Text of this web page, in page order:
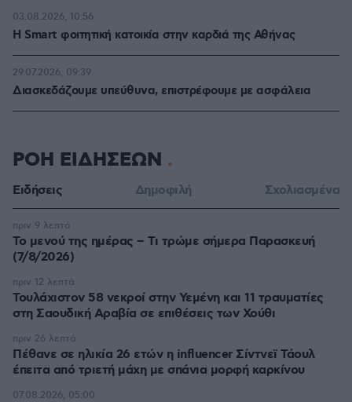
Η Smart φοιτητική κατοικία στην καρδιά της Αθήνας
03.08.2026, 10:56
Διασκεδάζουμε υπεύθυνα, επιστρέφουμε με ασφάλεια
29.07.2026, 09:39
ΡΟΗ ΕΙΔΗΣΕΩΝ
Ειδήσεις Δημοφιλή Σχολιασμένα
Το μενού της ημέρας – Τι τρώμε σήμερα Παρασκευή
(7/8/2026)
πριν 9 λεπτά
Τουλάχιστον 58 νεκροί στην Υεμένη και 11 τραυματίες
στη Σαουδική Αραβία σε επιθέσεις των Χούθι
πριν 12 λεπτά
Πέθανε σε ηλικία 26 ετών η influencer Σίντνεϊ Τάουλ
έπειτα από τριετή μάχη με σπάνια μορφή καρκίνου
πριν 26 λεπτά
07.08.2026, 05:00